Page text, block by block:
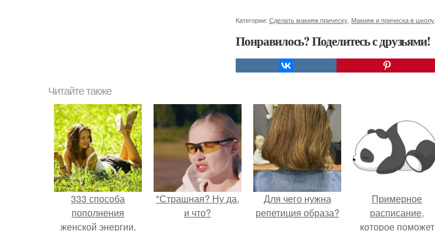
Категории: Сделать макияж прическу Макияж и прическа в школу
Понравилось? Поделитесь с друзьями!
Читайте также
333 способа
пополнения
женской энергии.
"Страшная? Ну да,
и что?
Для чего нужна
репетиция образа?
Примерное
расписание,
которое поможет